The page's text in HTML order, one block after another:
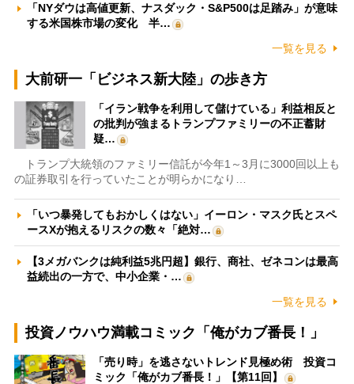
「NYダウは高値更新、ナスダック・S&P500は足踏み」が意味
する米国株市場の変化 半…
一覧を見る
大前研一「ビジネス新大陸」の歩き方
「イラン戦争を利用して儲けている」利益相反と
の批判が強まるトランプファミリーの不正蓄財
疑…
トランプ大統領のファミリー信託が今年1～3月に3000回以上も
の証券取引を行っていたことが明らかになり…
「いつ暴発してもおかしくはない」イーロン・マスク氏とスペ
ースXが抱えるリスクの数々「絶対…
【3メガバンクは純利益5兆円超】銀行、商社、ゼネコンは最高
益続出の一方で、中小企業・…
一覧を見る
投資ノウハウ満載コミック「俺がカブ番長！」
「売り時」を逃さないトレンド見極め術 投資コ
ミック「俺がカブ番長！」【第11回】